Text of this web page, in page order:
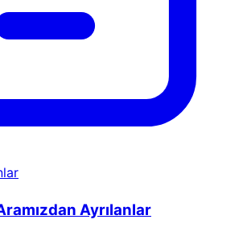
Ayrılanlar